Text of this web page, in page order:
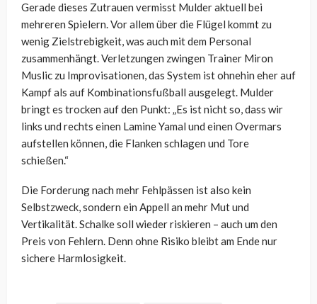
Gerade dieses Zutrauen vermisst Mulder aktuell bei
mehreren Spielern. Vor allem über die Flügel kommt zu
wenig Zielstrebigkeit, was auch mit dem Personal
zusammenhängt. Verletzungen zwingen Trainer Miron
Muslic zu Improvisationen, das System ist ohnehin eher auf
Kampf als auf Kombinationsfußball ausgelegt. Mulder
bringt es trocken auf den Punkt: „Es ist nicht so, dass wir
links und rechts einen Lamine Yamal und einen Overmars
aufstellen können, die Flanken schlagen und Tore
schießen.“
Die Forderung nach mehr Fehlpässen ist also kein
Selbstzweck, sondern ein Appell an mehr Mut und
Vertikalität. Schalke soll wieder riskieren – auch um den
Preis von Fehlern. Denn ohne Risiko bleibt am Ende nur
sichere Harmlosigkeit.